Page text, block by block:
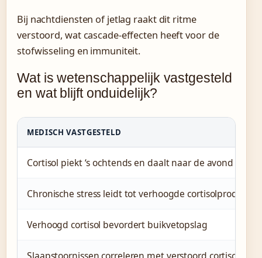
Bij nachtdiensten of jetlag raakt dit ritme
verstoord, wat cascade-effecten heeft voor de
stofwisseling en immuniteit.
Wat is wetenschappelijk vastgesteld
en wat blijft onduidelijk?
MEDISCH VASTGESTELD
Cortisol piekt ‘s ochtends en daalt naar de avond
Chronische stress leidt tot verhoogde cortisolproductie
Verhoogd cortisol bevordert buikvetopslag